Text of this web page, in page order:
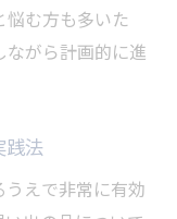
悩む方も多いた
がら計画的に進
践法
えで非常に有効